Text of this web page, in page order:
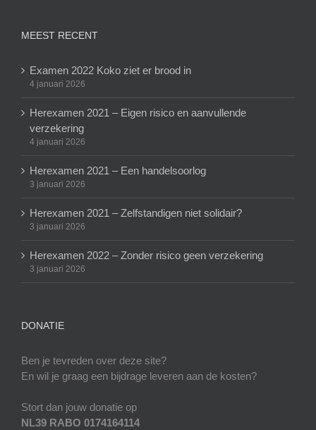
MEEST RECENT
Examen 2022 Koko ziet er brood in
4 januari 2026
Herexamen 2021 – Eigen risico en aanvullende
verzekering
4 januari 2026
Herexamen 2021 – Een handelsoorlog
3 januari 2026
Herexamen 2021 – Zelfstandigen niet solidair?
3 januari 2026
Herexamen 2022 – Zonder risico geen verzekering
3 januari 2026
DONATIE
Ben je tevreden over deze site?
En wil je graag een bijdrage leveren aan de kosten?
Stort dan jouw donatie op
NL39 RABO 0174164114